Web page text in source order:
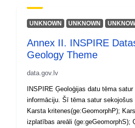
Ģeoloģiskie un hidroģeoloģiskie
(https://geolatvija.lv/
UNKNOWN UNKNOWN
Annex II. INSPIRE
Geology Theme
data.gov.lv
INSPIRE Ģeoloģijas datu tēma
informāciju. Šī tēma satur sekojošus
Karsta kritenes(ge:GeomorphP);
izplatības areāli (ge:geGeomorphS);